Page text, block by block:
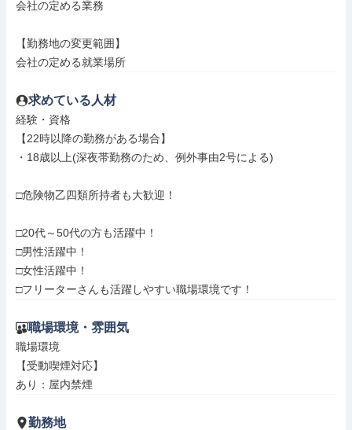
会社の定める業務
【勤務地の変更範囲】
会社の定める就業場所
求めている人材
経験・資格
【22時以降の勤務がある場合】
・18歳以上(深夜帯勤務のため、例外事由2号による)
□危険物乙四類所持者も大歓迎！
□20代～50代の方も活躍中！
□男性活躍中！
□女性活躍中！
□フリーターさんも活躍しやすい職場環境です！
職場環境・雰囲気
職場環境
【受動喫煙対応】
あり：屋内禁煙
勤務地